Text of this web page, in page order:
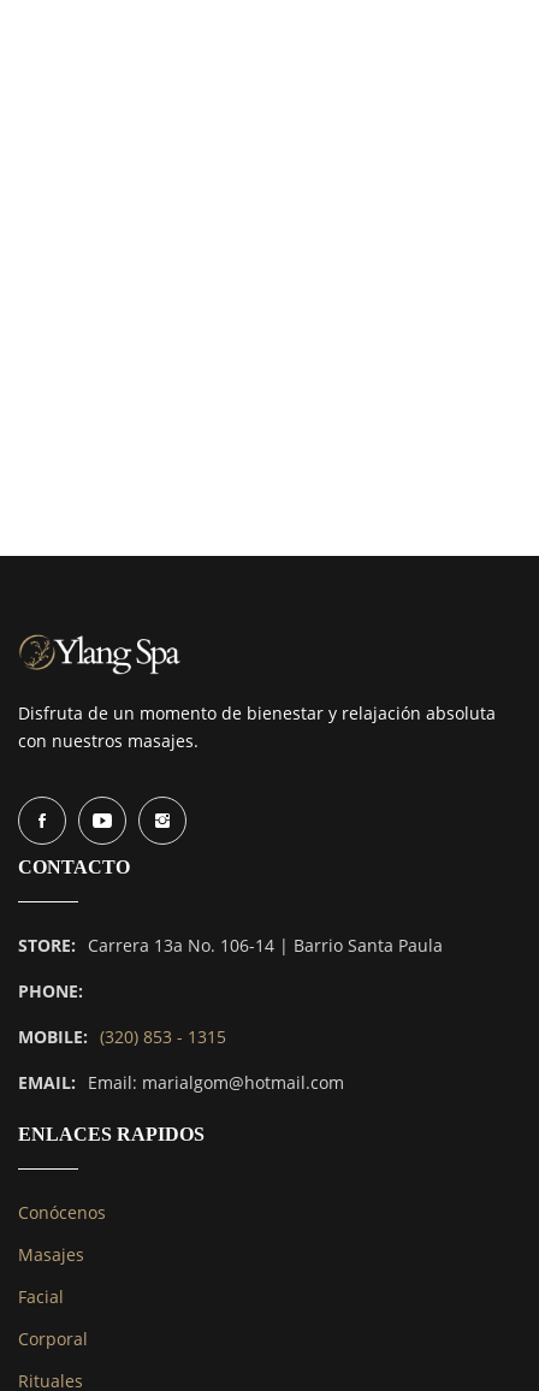
Disfruta de un momento de bienestar y relajación absoluta
con nuestros masajes.
CONTACTO
STORE:
Carrera 13a No. 106-14 | Barrio Santa Paula
PHONE:
MOBILE: (320) 853 - 1315
EMAIL:
Email: marialgom@hotmail.com
ENLACES RAPIDOS
Conócenos
Masajes
Facial
Corporal
Rituales